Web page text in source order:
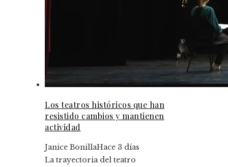
Los teatros históricos que han
resistido cambios y mantienen
actividad
Janice BonillaHace 3 días
La trayectoria del teatro